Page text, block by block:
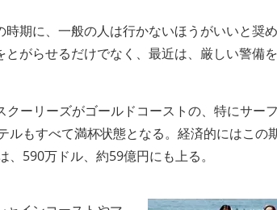
期に、一般の人は行かないほうがいいと奨
がらせるだけでなく、最近は、厳しい警備
ーリーズがゴールドコーストの、特にサー
ルもすべて満杯状態となる。経済的にはこの
590万ドル、約59億円にも上る。